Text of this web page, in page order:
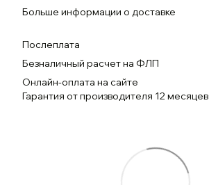
Больше информации о доставке
Послеплата
Безналичный расчет на ФЛП
Онлайн-оплата на сайте
Гарантия от производителя 12 месяцев